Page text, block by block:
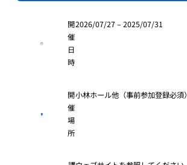
開
催
日
時
2026/07/27 – 2025/07/31
開
催
場
所
小林ホール他（事前参加登録必須）